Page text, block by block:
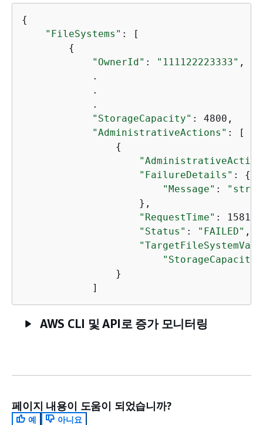
{
"FileSystems" : [
{
"OwnerId" : "111122223333" ,
            .
            .
            .
"StorageCapacity" : 4800,
"AdministrativeActions" : [
{
"FailureDetails" : {
"Message" :
                    },
"RequestTime" :
"Status" : "FAILED" ,
"StorageCapacity"
                }
            ]
AWS CLI 및 API로 증가 모니터링
페이지 내용이 도움이 되었습니까?
예
아니요